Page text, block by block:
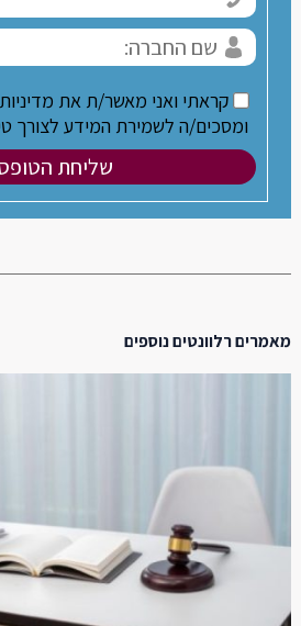
קראתי ואני מאשר/ת את
ומסכים/ה לשמירת המידע לצורך
מאמרים רלוונטים נוספים